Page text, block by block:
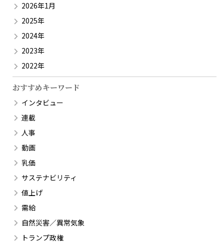
2026年1月
2025年
2024年
2023年
2022年
おすすめキーワード
インタビュー
連載
人事
動画
乳価
サステナビリティ
値上げ
需給
自然災害／異常気象
トランプ政権